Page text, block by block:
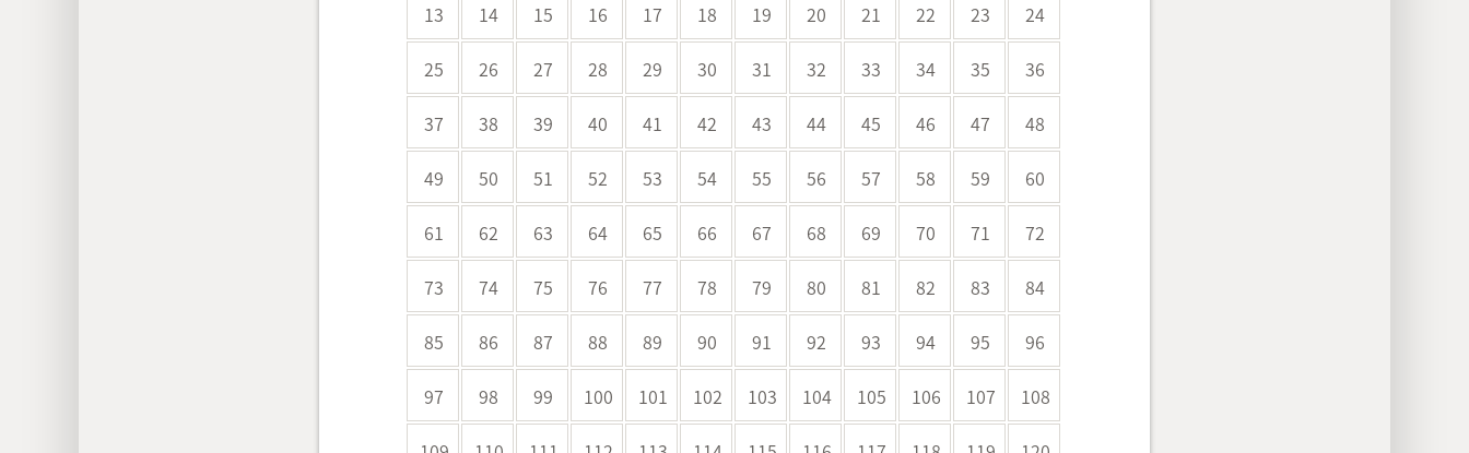
13 14 15 16 17 18 19 20 21 22 23 24
25 26 27 28 29 30 31 32 33 34 35 36
37 38 39 40 41 42 43 44 45 46 47 48
49 50 51 52 53 54 55 56 57 58 59 60
61 62 63 64 65 66 67 68 69 70 71 72
73 74 75 76 77 78 79 80 81 82 83 84
85 86 87 88 89 90 91 92 93 94 95 96
97 98 99 100 101 102 103 104 105 106 107 108